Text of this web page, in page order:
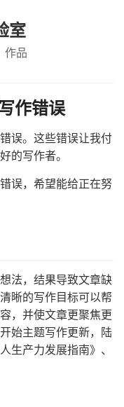
室
作品
作错误
误。这些错误让我付
的写作者。
误，希望能给正在努
法，结果导致文章缺
晰的写作目标可以帮
，并使文章更聚焦更
始主题写作更新，陆
生产力发展指南》、